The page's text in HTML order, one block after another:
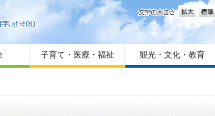
はじめての方へ
Foreign language
サイトマップ
文字の大きさ
子育て・医療・福祉 観光・文化・教育